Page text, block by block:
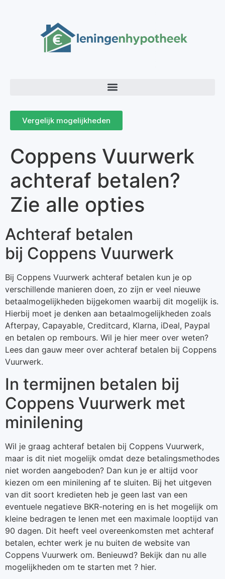
Vergelijk mogelijkheden
Coppens Vuurwerk
achteraf betalen?
Zie alle opties
Achteraf betalen
bij Coppens Vuurwerk
Bij Coppens Vuurwerk achteraf betalen kun je op
verschillende manieren doen, zo zijn er veel nieuwe
betaalmogelijkheden bijgekomen waarbij dit mogelijk is.
Hierbij moet je denken aan betaalmogelijkheden zoals
Afterpay, Capayable, Creditcard, Klarna, iDeal, Paypal
en betalen op rembours. Wil je hier meer over weten?
Lees dan gauw meer over achteraf betalen bij Coppens
Vuurwerk.
In termijnen betalen bij
Coppens Vuurwerk met
minilening
Wil je graag achteraf betalen bij Coppens Vuurwerk,
maar is dit niet mogelijk omdat deze betalingsmethodes
niet worden aangeboden? Dan kun je er altijd voor
kiezen om een minilening af te sluiten. Bij het uitgeven
van dit soort kredieten heb je geen last van een
eventuele negatieve BKR-notering en is het mogelijk om
kleine bedragen te lenen met een maximale looptijd van
90 dagen. Dit heeft veel overeenkomsten met achteraf
betalen, echter werk je nu buiten de website van
Coppens Vuurwerk om. Benieuwd? Bekijk dan nu alle
mogelijkheden om te starten met ? hier.